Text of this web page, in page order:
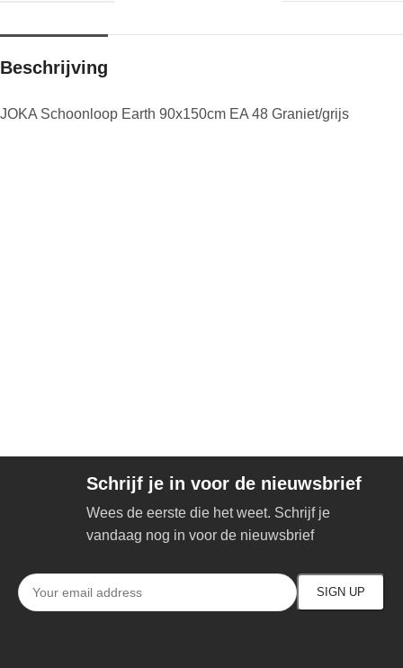
Beschrijving
JOKA Schoonloop Earth 90x150cm EA 48 Graniet/grijs
Schrijf je in voor de nieuwsbrief
Wees de eerste die het weet. Schrijf je
vandaag nog in voor de nieuwsbrief